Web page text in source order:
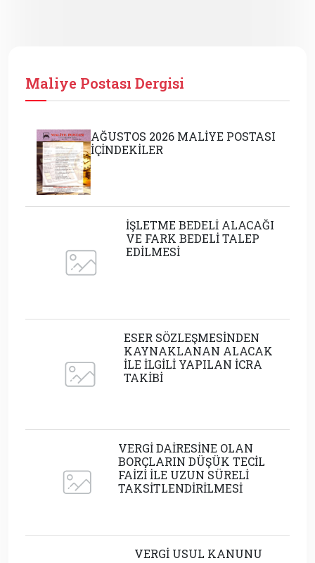
Maliye Postası Dergisi
AĞUSTOS 2026 MALİYE POSTASI
İÇİNDEKİLER
İŞLETME BEDELİ ALACAĞI
VE FARK BEDELİ TALEP
EDİLMESİ
ESER SÖZLEŞMESİNDEN
KAYNAKLANAN ALACAK
İLE İLGİLİ YAPILAN İCRA
TAKİBİ
VERGİ DAİRESİNE OLAN
BORÇLARIN DÜŞÜK TECİL
FAİZİ İLE UZUN SÜRELİ
TAKSİTLENDİRİLMESİ
VERGİ USUL KANUNU